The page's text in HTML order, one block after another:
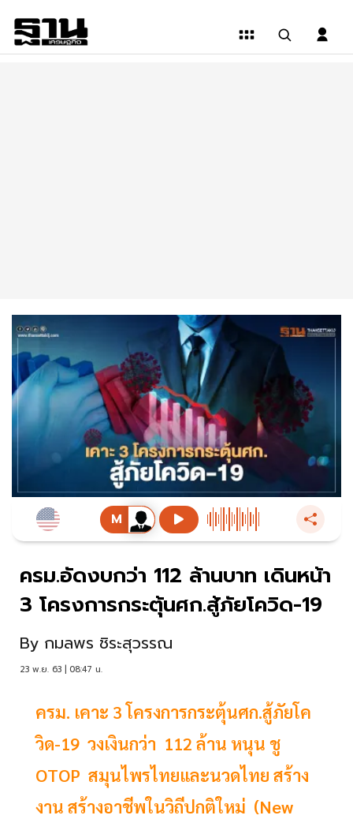
ครม.อัดงบกว่า 112 ล้านบาท เดินหน้า
3 โครงการกระตุ้นศก.สู้ภัยโควิด-19
By กมลพร ชิระสุวรรณ
23 พ.ย. 63 | 08:47 น.
ครม. เคาะ 3 โครงการกระตุ้นศก.สู้ภัยโค
วิด-19 วงเงินกว่า 112 ล้าน หนุน ชู
OTOP สมุนไพรไทยและนวดไทย สร้าง
งาน สร้างอาชีพในวิถีปกติใหม่ (New